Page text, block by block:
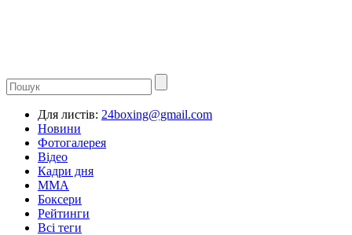
Для листів: 24boxing@gmail.com
Новини
Фотогалерея
Відео
Кадри дня
ММА
Боксери
Рейтинги
Всі теги